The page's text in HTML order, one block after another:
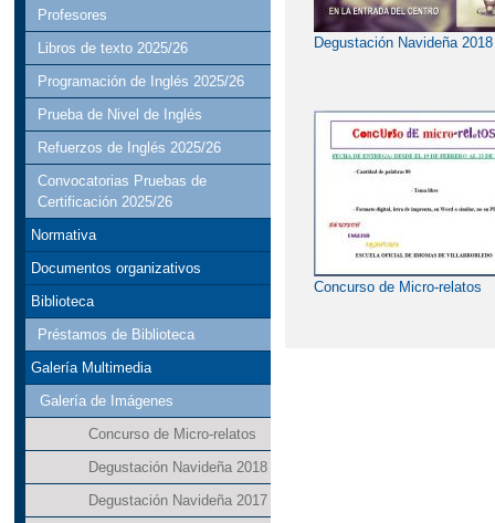
Profesores
Libros de texto 2025/26
Programación de Inglés 2025/26
Prueba de Nivel de Inglés
Refuerzos de Inglés 2025/26
Convocatorias Pruebas de
Certificación 2025/26
Normativa
Documentos organizativos
Biblioteca
Préstamos de Biblioteca
Galería Multimedia
Galería de Imágenes
Concurso de Micro-relatos
Degustación Navideña 2018
Degustación Navideña 2017
Degustación Navideña 2018
Concurso de Micro-relatos